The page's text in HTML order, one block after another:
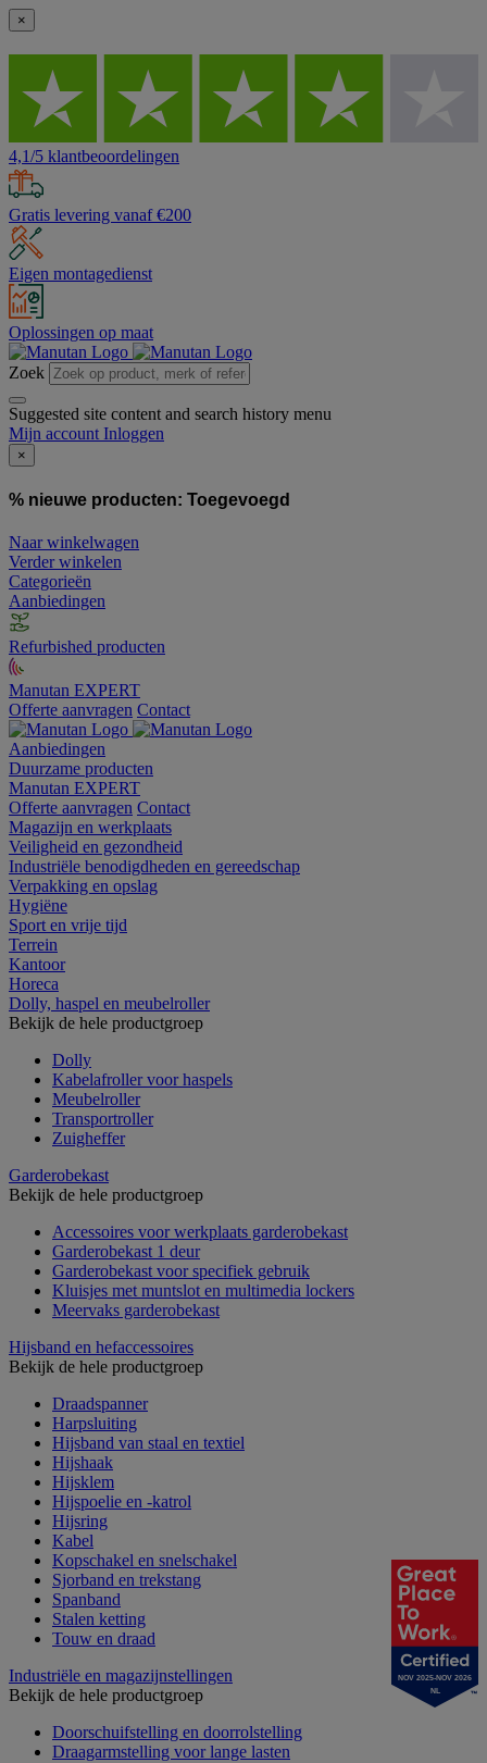
×
4,1/5 klantbeoordelingen
Gratis levering vanaf €200
Eigen montagedienst
Oplossingen op maat
Zoek
Suggested site content and search history menu
Mijn account Inloggen
×
% nieuwe producten: Toegevoegd
Naar winkelwagen
Verder winkelen
Categorieën
Aanbiedingen
Refurbished producten
Manutan EXPERT
Offerte aanvragen Contact
Aanbiedingen
Duurzame producten
Manutan EXPERT
Offerte aanvragen Contact
Magazijn en werkplaats
Veiligheid en gezondheid
Industriële benodigdheden en gereedschap
Verpakking en opslag
Hygiëne
Sport en vrije tijd
Terrein
Kantoor
Horeca
Dolly, haspel en meubelroller
Bekijk de hele productgroep
Dolly
Kabelafroller voor haspels
Meubelroller
Transportroller
Zuigheffer
Garderobekast
Bekijk de hele productgroep
Accessoires voor werkplaats garderobekast
Garderobekast 1 deur
Garderobekast voor specifiek gebruik
Kluisjes met muntslot en multimedia lockers
Meervaks garderobekast
Hijsband en hefaccessoires
Bekijk de hele productgroep
Draadspanner
Harpsluiting
Hijsband van staal en textiel
Hijshaak
Hijsklem
Hijspoelie en -katrol
Hijsring
Kabel
Kopschakel en snelschakel
Sjorband en trekstang
Spanband
Stalen ketting
Touw en draad
Industriële en magazijnstellingen
Bekijk de hele productgroep
Doorschuifstelling en doorrolstelling
Draagarmstelling voor lange lasten
NOV 2025-NOV 2026
NL